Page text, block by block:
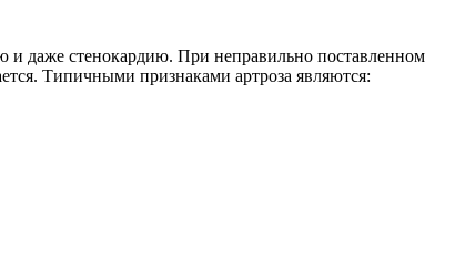
и даже стенокардию. При неправильно поставленном
Типичными признаками артроза являются: